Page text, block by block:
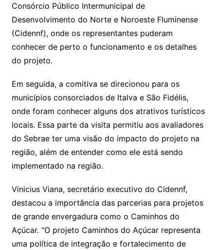
Consórcio Público Intermunicipal de
Desenvolvimento do Norte e Noroeste Fluminense
(Cidennf), onde os representantes puderam
conhecer de perto o funcionamento e os detalhes
do projeto.
Em seguida, a comitiva se direcionou para os
municípios consorciados de Italva e São Fidélis,
onde foram conhecer alguns dos atrativos turísticos
locais. Essa parte da visita permitiu aos avaliadores
do Sebrae ter uma visão do impacto do projeto na
região, além de entender como ele está sendo
implementado na região.
Vinicius Viana, secretário executivo do Cidennf,
destacou a importância das parcerias para projetos
de grande envergadura como o Caminhos do
Açúcar. “O projeto Caminhos do Açúcar representa
uma política de integração e fortalecimento de